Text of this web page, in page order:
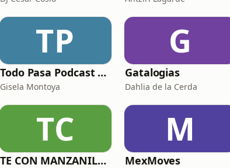
TP
Todo Pasa Podcast por Gisela Montoya
Gisela Montoya
G
Gatalogias
Dahlia de la Cerda
TC
TE CON MANZANILLA. Para sanar tu relación con la comida, el cuerpo y el alma.
M
MexMoves